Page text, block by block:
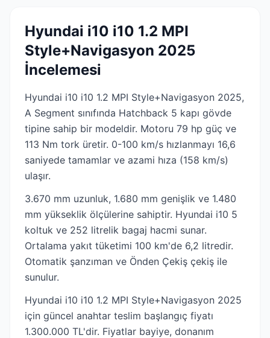
Hyundai i10 i10 1.2 MPI
Style+Navigasyon 2025
İncelemesi
Hyundai i10 i10 1.2 MPI Style+Navigasyon 2025,
A Segment sınıfında Hatchback 5 kapı gövde
tipine sahip bir modeldir. Motoru 79 hp güç ve
113 Nm tork üretir. 0-100 km/s hızlanmayı 16,6
saniyede tamamlar ve azami hıza (158 km/s)
ulaşır.
3.670 mm uzunluk, 1.680 mm genişlik ve 1.480
mm yükseklik ölçülerine sahiptir. Hyundai i10 5
koltuk ve 252 litrelik bagaj hacmi sunar.
Ortalama yakıt tüketimi 100 km'de 6,2 litredir.
Otomatik şanzıman ve Önden Çekiş çekiş ile
sunulur.
Hyundai i10 i10 1.2 MPI Style+Navigasyon 2025
için güncel anahtar teslim başlangıç fiyatı
1.300.000 TL'dir. Fiyatlar bayiye, donanım